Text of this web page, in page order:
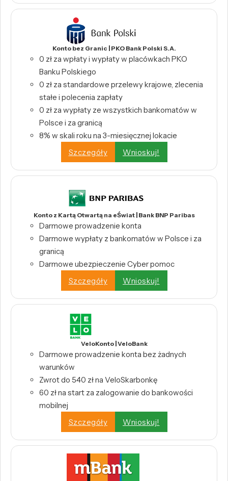
Konto bez Granic | PKO Bank Polski S.A.
0 zł za wpłaty i wypłaty w placówkach PKO
Banku Polskiego
0 zł za standardowe przelewy krajowe, zlecenia
stałe i polecenia zapłaty
0 zł za wypłaty ze wszystkich bankomatów w
Polsce i za granicą
8% w skali roku na 3-miesięcznej lokacie
Szczegóły
Wnioskuj!
Konto z Kartą Otwartą na eŚwiat | Bank BNP Paribas
Darmowe prowadzenie konta
Darmowe wypłaty z bankomatów w Polsce i za
granicą
Darmowe ubezpieczenie Cyber pomoc
Szczegóły
Wnioskuj!
VeloKonto | VeloBank
Darmowe prowadzenie konta bez żadnych
warunków
Zwrot do 540 zł na VeloSkarbonkę
60 zł na start za zalogowanie do bankowości
mobilnej
Szczegóły
Wnioskuj!